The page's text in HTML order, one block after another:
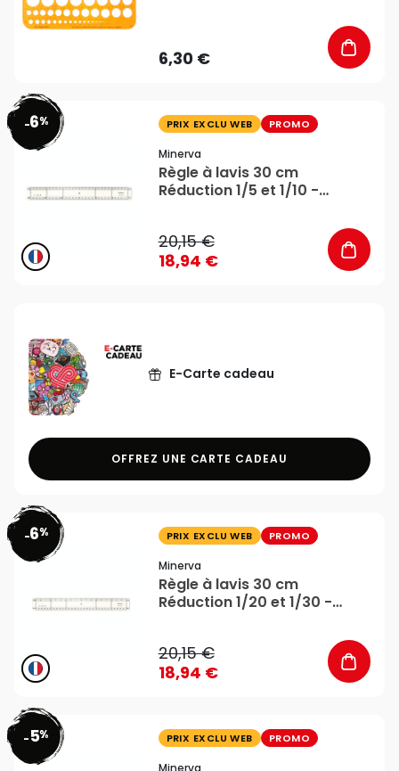
6,30 €
-6% PRIX EXCLU WEB PROMO
Minerva
Règle à lavis 30 cm
Réduction 1/5 et 1/10 -
20,15 €
18,94 €
E-Carte cadeau
OFFREZ UNE CARTE CADEAU
-6% PRIX EXCLU WEB PROMO
Minerva
Règle à lavis 30 cm
Réduction 1/20 et 1/30 -
20,15 €
18,94 €
-5% PRIX EXCLU WEB PROMO
Minerva